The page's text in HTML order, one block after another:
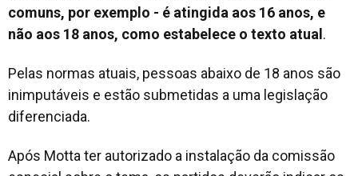
comuns, por exemplo - é atingida aos 16 anos, e
não aos 18 anos, como estabelece o texto atual .
Pelas normas atuais, pessoas abaixo de 18 anos são
inimputáveis e estão submetidas a uma legislação
diferenciada.
Após Motta ter autorizado a instalação da comissão